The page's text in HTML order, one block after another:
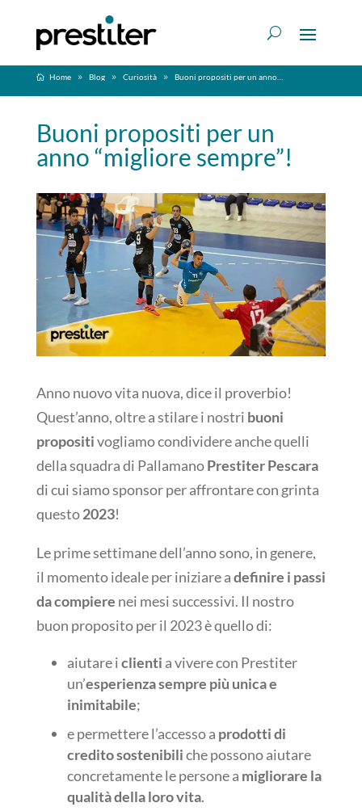
Home Blog Curiosità Buoni propositi per un anno “migliore sempre”!
Buoni propositi per un
anno “migliore sempre”!
Anno nuovo vita nuova, dice il proverbio!
Quest’anno, oltre a stilare i nostri buoni
propositivogliamo condividere anche quelli
della squadra di PallamanoPrestiter Pescara
di cui siamo sponsor per affrontare con grinta
questo2023!
Le prime settimane dell’anno sono, in genere,
il momento ideale per iniziare adefinire i passi
da compiere nei mesi successivi. Il nostro
buon proposito per il 2023 è quello di:
aiutare iclienti a vivere con Prestiter
un’esperienza sempre più unica e
inimitabile;
e permettere l’accesso a prodotti di
credito sostenibiliche possono aiutare
concretamente le persone a migliorare la
qualità della loro vita.